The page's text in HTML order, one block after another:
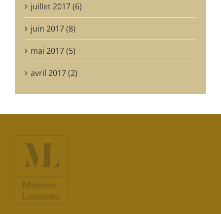
juillet 2017 (6)
juin 2017 (8)
mai 2017 (5)
avril 2017 (2)